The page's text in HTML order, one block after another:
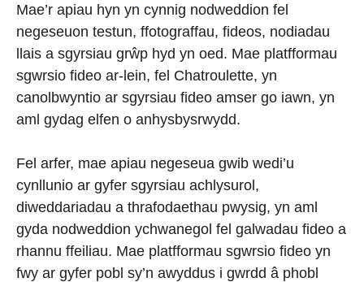
Mae’r apiau hyn yn cynnig nodweddion fel
negeseuon testun, ffotograffau, fideos, nodiadau
llais a sgyrsiau grŵp hyd yn oed. Mae platfformau
sgwrsio fideo ar-lein, fel Chatroulette, yn
canolbwyntio ar sgyrsiau fideo amser go iawn, yn
aml gydag elfen o anhysbysrwydd.
Fel arfer, mae apiau negeseua gwib wedi’u
cynllunio ar gyfer sgyrsiau achlysurol,
diweddariadau a thrafodaethau pwysig, yn aml
gyda nodweddion ychwanegol fel galwadau fideo a
rhannu ffeiliau. Mae platfformau sgwrsio fideo yn
fwy ar gyfer pobl sy’n awyddus i gwrdd â phobl